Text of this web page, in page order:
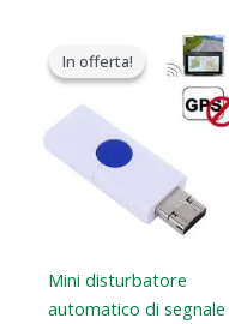
In offerta!
In offerta!
Mini disturbatore
automatico di segnale
originale
era:
prezzo
attuale
$69.69.